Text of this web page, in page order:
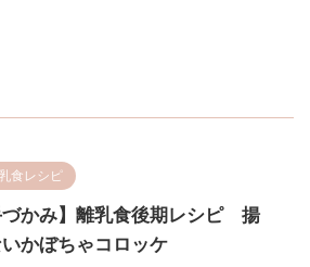
食レシピ
づかみ】離乳食後期レシピ 揚
かぼちゃコロッケ